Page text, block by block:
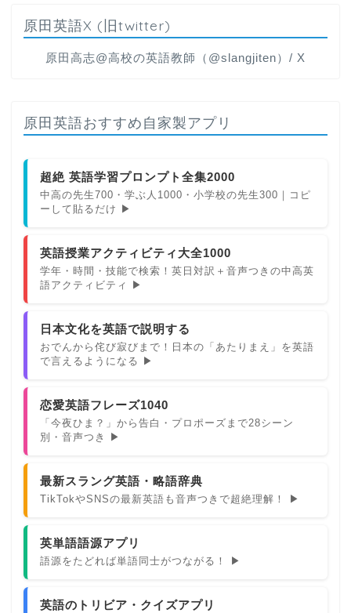
原田英語X (旧twitter)
原田高志@高校の英語教師（@slangjiten）/ X
原田英語おすすめ自家製アプリ
超絶 英語学習プロンプト全集2000
中高の先生700・学ぶ人1000・小学校の先生300｜コピ
ーして貼るだけ ▶
英語授業アクティビティ大全1000
学年・時間・技能で検索！英日対訳＋音声つきの中高英
語アクティビティ ▶
日本文化を英語で説明する
おでんから侘び寂びまで！日本の「あたりまえ」を英語
で言えるようになる ▶
恋愛英語フレーズ1040
「今夜ひま？」から告白・プロポーズまで28シーン
別・音声つき ▶
最新スラング英語・略語辞典
TikTokやSNSの最新英語も音声つきで超絶理解！ ▶
英単語語源アプリ
語源をたどれば単語同士がつながる！ ▶
英語のトリビア・クイズアプリ